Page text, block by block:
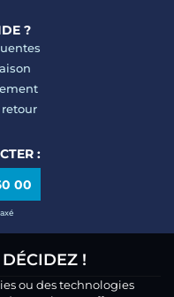
?
:
00
!
ou des technologies